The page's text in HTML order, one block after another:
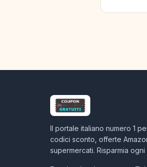
Il portale italiano numero 1
codici sconto, offerte
supermercati. Risparmia